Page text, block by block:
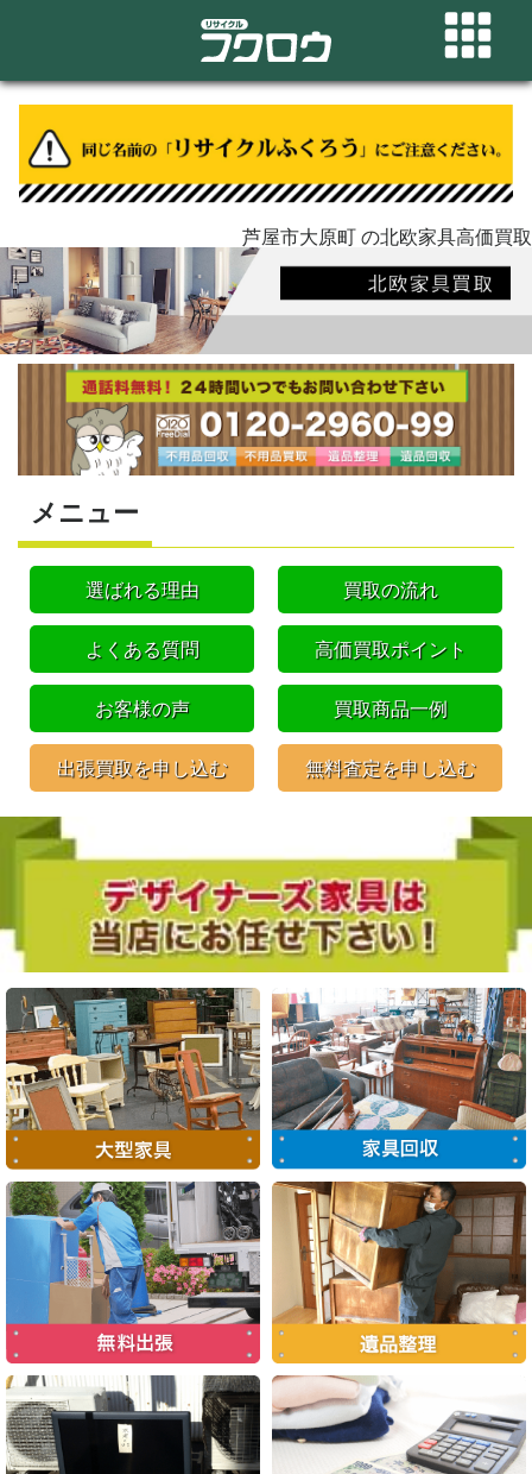
芦屋市大原町 の北欧家具高価買取
メニュー
選ばれる理由 買取の流れ
よくある質問 高価買取ポイント
お客様の声 買取商品一例
出張買取を申し込む 無料査定を申し込む